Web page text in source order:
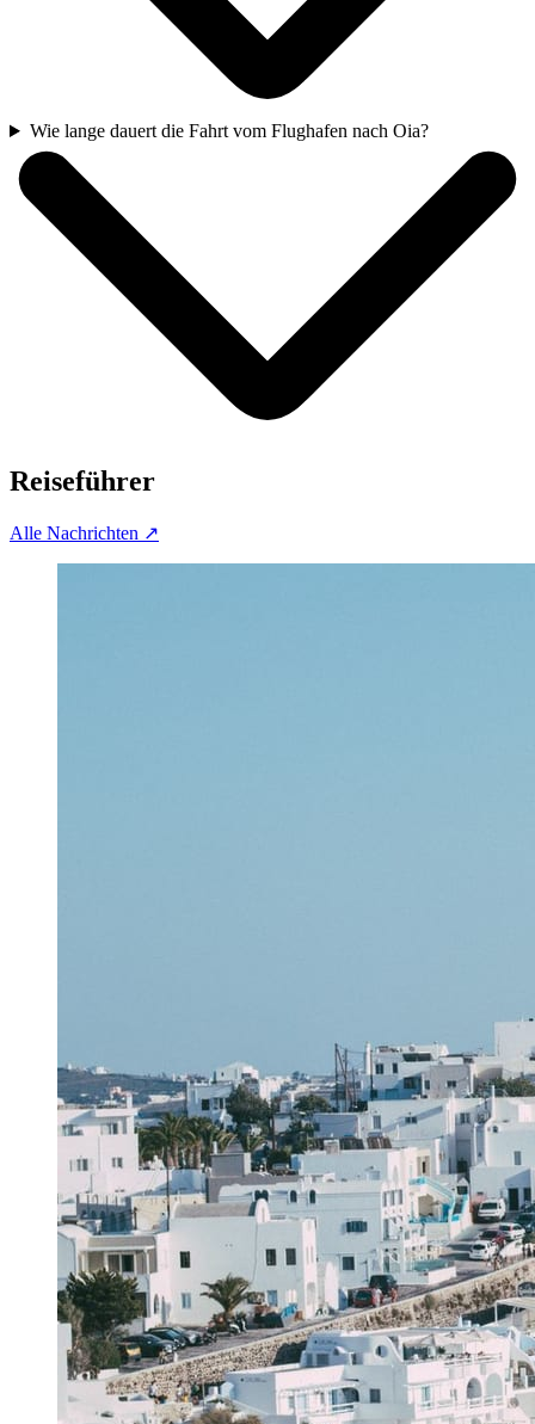
Wie lange dauert die Fahrt vom Flughafen nach Oia?
Reiseführer
Alle Nachrichten ↗